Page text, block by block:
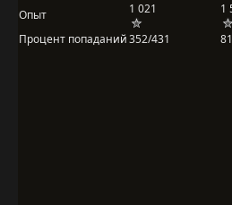
Опыт 1 021
1
Процент попаданий352/431